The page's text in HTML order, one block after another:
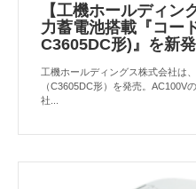
【工機ホールディン
力蓄電池搭載『コー
C3605DC形)』を新発
工機ホールディングス株式会社は
（C3605DC形）を発売。AC100V
社...